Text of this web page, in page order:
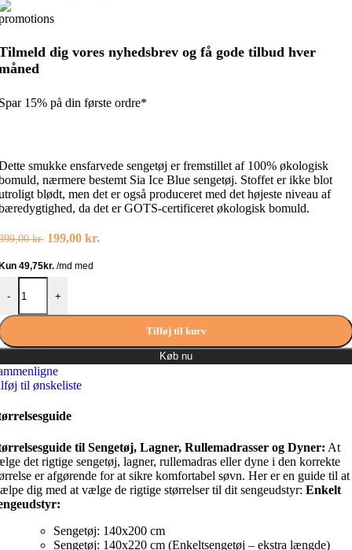
dig vores nyhedsbrev og få gode tilbud hver
15% på din første ordre*
smukke ensfarvede sengetøj er fremstillet af 100% økologisk
nærmere bestemt Sia Ice Blue sengetøj. Stoffet er ikke blot
blødt, men det er også produceret med det højeste niveau af
da det er GOTS-certificeret økologisk bomuld.
kr. Den
pris
var:
399,00 kr..
199,00 kr.
-
Copenhagen Sengetøj Sia Ice Blue antal
+
Tilføj til kurv
Køb nu
til ønskeliste
til Sengetøj, Lagner, Rullemadrasser og Dyner: At
det rigtige sengetøj, lagner, rullemadras eller dyne i den korrekte
er afgørende for at sikre komfortabel søvn. Her er en guide til at
dig med at vælge de rigtige størrelser til dit sengeudstyr: Enkelt
Sengetøj: 140x200 cm
Sengetøj: 140x220 cm (Enkeltsengetøj – ekstra længde)